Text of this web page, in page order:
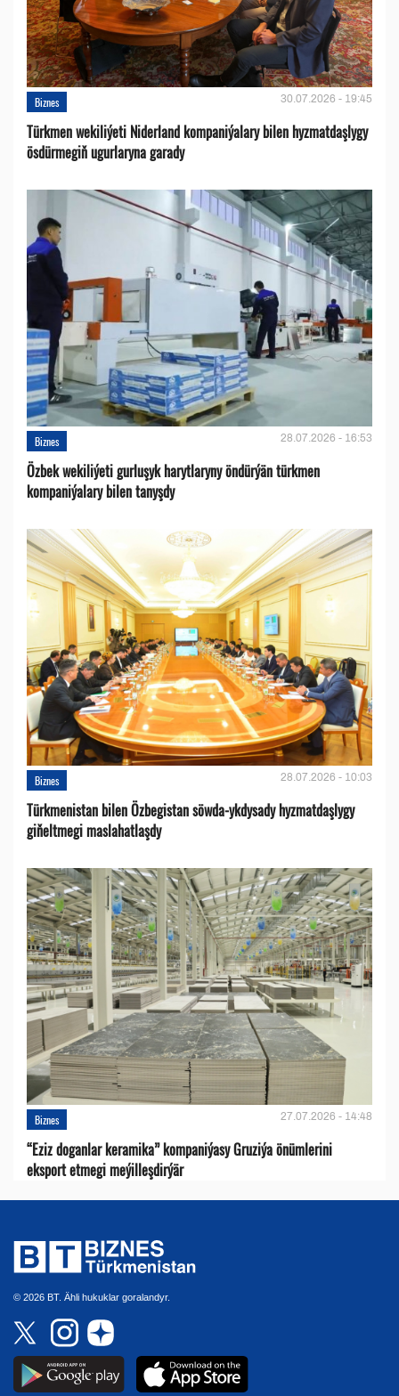
Biznes 30.07.2026 - 19:45
Türkmen wekiliýeti Niderland kompaniýalary bilen hyzmatdaşlygy
ösdürmegiň ugurlaryna garady
Biznes 28.07.2026 - 16:53
Özbek wekiliýeti gurluşyk harytlaryny öndürýän türkmen
kompaniýalary bilen tanyşdy
Biznes 28.07.2026 - 10:03
Türkmenistan bilen Özbegistan söwda-ykdysady hyzmatdaşlygy
giňeltmegi maslahatlaşdy
Biznes 27.07.2026 - 14:48
“Eziz doganlar keramika” kompaniýasy Gruziýa önümlerini
eksport etmegi meýilleşdirýär
© 2026 BT. Ähli hukuklar goralandyr.